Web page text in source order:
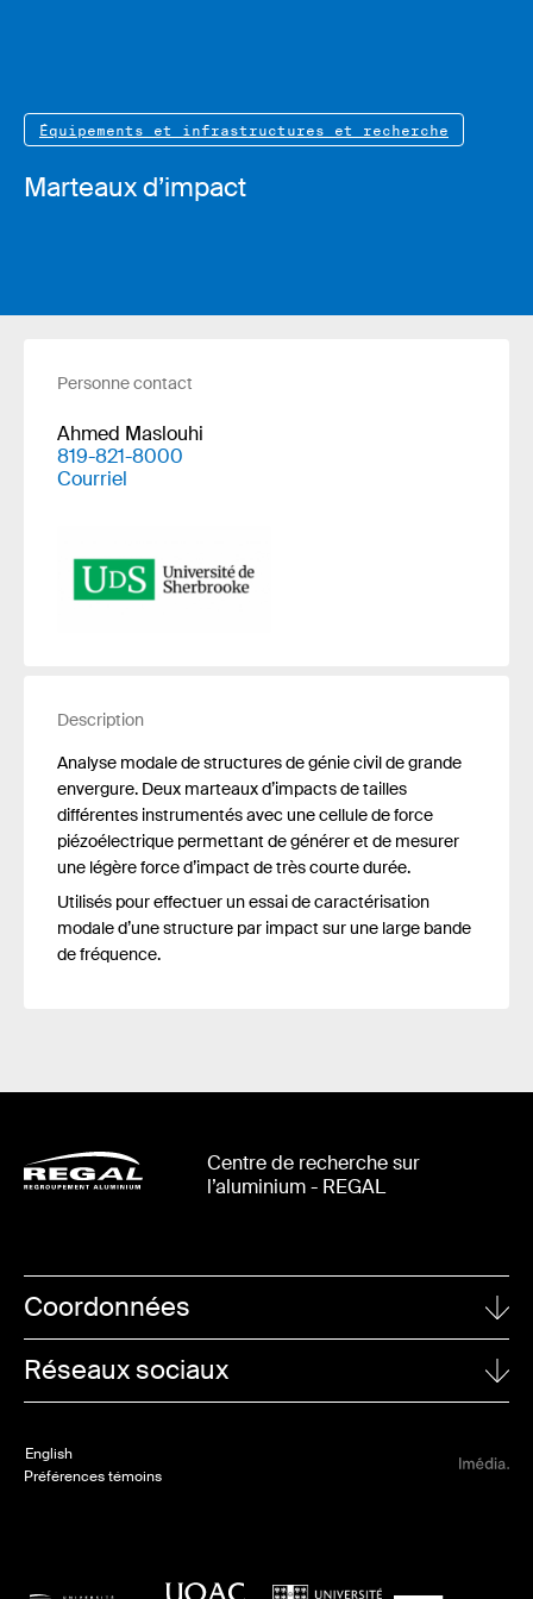
Équipements et infrastructures et recherche
Marteaux d’impact
Personne contact
Ahmed Maslouhi
819-821-8000
Courriel
Description
Analyse modale de structures de génie civil de grande
envergure. Deux marteaux d’impacts de tailles
différentes instrumentés avec une cellule de force
piézoélectrique permettant de générer et de mesurer
une légère force d’impact de très courte durée.
Utilisés pour effectuer un essai de caractérisation
modale d’une structure par impact sur une large bande
de fréquence.
Centre de recherche sur
l’aluminium - REGAL
Coordonnées
1065, avenue de la Médecine
Québec (Québec)
POUR NOUS JOINDRE
Réseaux sociaux
Twitter
English
Préférences témoins